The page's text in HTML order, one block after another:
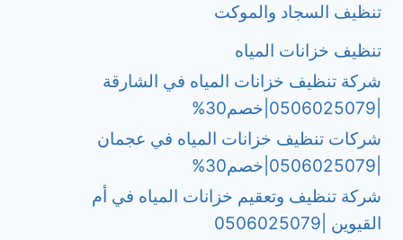
تنظيف السجاد والموكت
تنظيف خزانات المياه
شركة تنظيف خزانات المياه في الشارقة
شركات تنظيف خزانات المياه في عجمان
شركة تنظيف وتعقيم خزانات المياه في أم
القيوين |0506025079